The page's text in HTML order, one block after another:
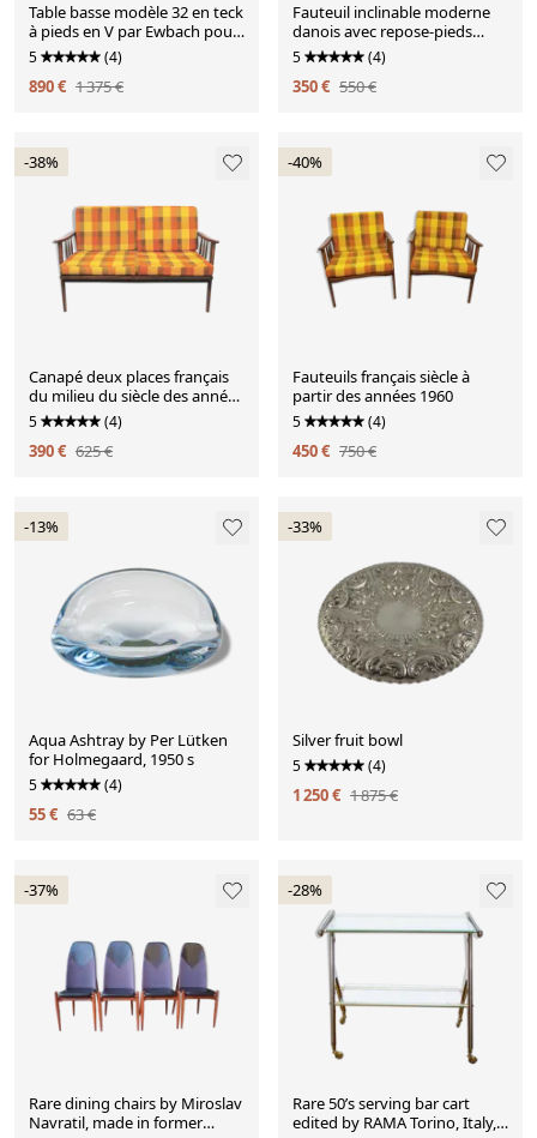
Table basse modèle 32 en teck
à pieds en V par Ewbach pour
møbelfabrikken toften,
Danemark, 1960
5 (4)
890 € 1 375 €
Fauteuil inclinable moderne
danois avec repose-pieds
pliant, années 1960
5 (4)
350 € 550 €
-38%
Canapé deux places français
du milieu du siècle des années
1960
5 (4)
390 € 625 €
-40%
Fauteuils français siècle à
partir des années 1960
5 (4)
450 € 750 €
-13%
Aqua Ashtray by Per Lütken
for Holmegaard, 1950 s
5 (4)
55 € 63 €
-33%
Silver fruit bowl
5 (4)
1 250 € 1 875 €
-37%
Rare dining chairs by Miroslav
Navratil, made in former
-28%
Rare 50’s serving bar cart
edited by RAMA Torino, Italy,